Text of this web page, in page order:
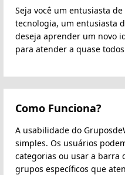
Seja você um entusiasta
tecnologia, um entusiasta
deseja aprender um novo
para atender a quase
Como Funciona?
A usabilidade do
simples. Os usuários
categorias ou usar a barra
grupos específicos que